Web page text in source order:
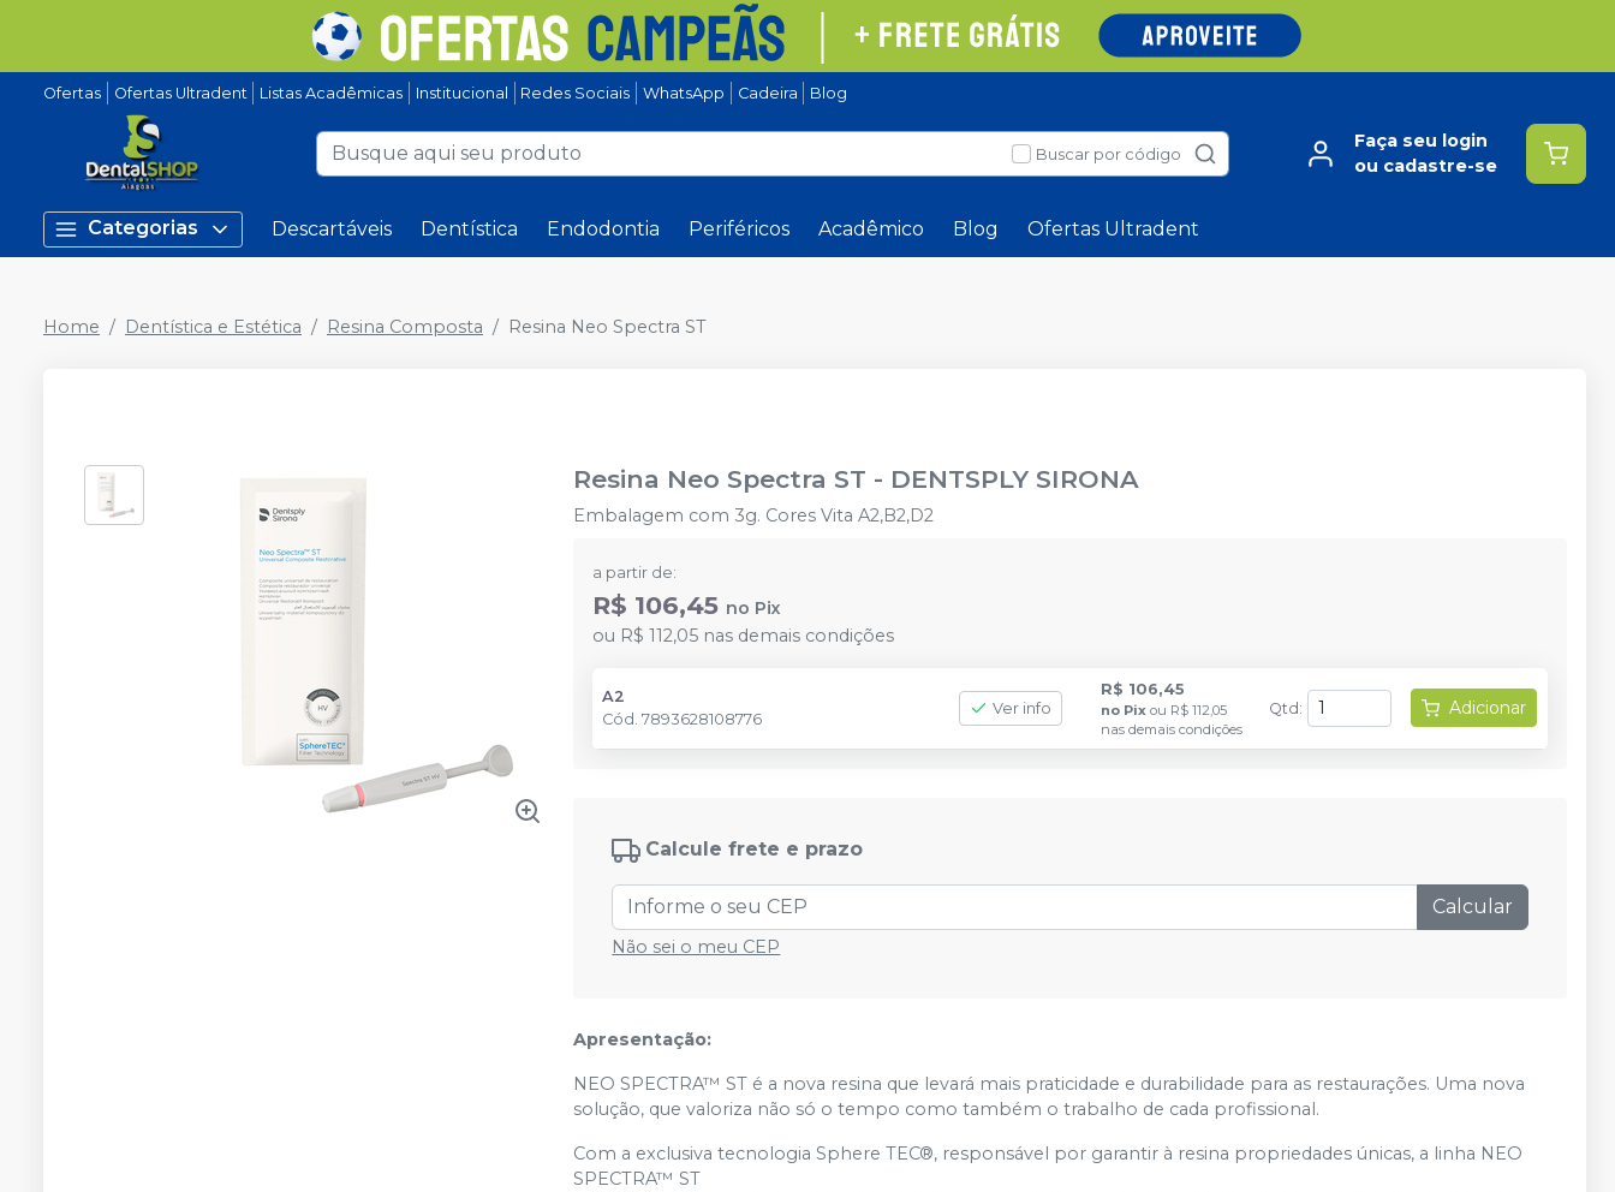
Ofertas Ofertas Ultradent Listas Acadêmicas Institucional Redes Sociais WhatsApp Cadeira Blog
Buscar por código
Faça seu login
ou cadastre-se
Categorias Descartáveis Dentística Endodontia Periféricos Acadêmico Blog Ofertas Ultradent
Home Dentística e Estética Resina Composta Resina Neo Spectra ST
Resina Neo Spectra ST - DENTSPLY SIRONA
Embalagem com 3g. Cores Vita A2,B2,D2
a partir de:
R$ 106,45 no Pix
ou R$ 112,05 nas demais condições
A2
Cód.7893628108776
Ver info
R$ 106,45
no Pix ou R$ 112,05
nas demais condições
Qtd : Adicionar
Calcule frete e prazo
Calcular
Não sei o meu CEP
Apresentação:
NEO SPECTRA™ ST é a nova resina que levará mais praticidade e durabilidade para as restaurações. Uma nova
solução, que valoriza não só o tempo como também o trabalho de cada profissional.
Com a exclusiva tecnologia Sphere TEC®, responsável por garantir à resina propriedades únicas, a linha NEO
SPECTRA™ ST